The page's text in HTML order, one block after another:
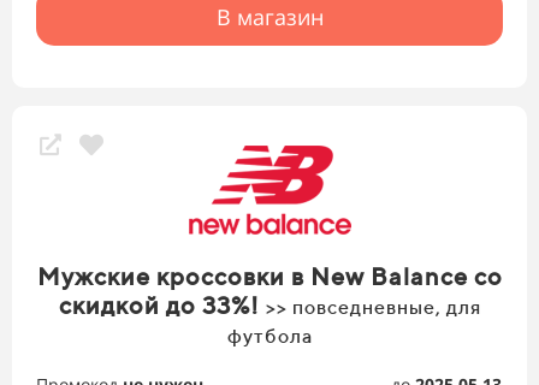
В магазин
Мужские кроссовки в New Balance со
скидкой до 33%! >> повседневные, для
футбола